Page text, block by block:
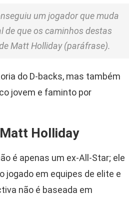
um jogador que muda
de que os caminhos destas
Matt Holliday (paráfrase).
do D-backs, mas também
jovem e faminto por
Holliday
é apenas um ex-All-Star; ele
jogado em equipes de elite e
não é baseada em